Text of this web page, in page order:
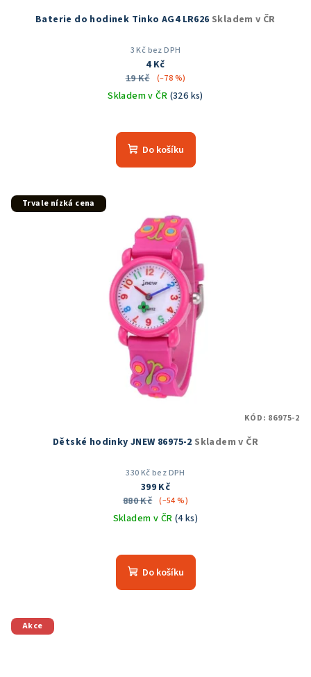
Baterie do hodinek Tinko AG4 LR626 Skladem v ČR
3 Kč bez DPH
4 Kč
19 Kč
(–78 %)
Skladem v ČR (326 ks)
hodnocení
produktu
hvězdiček.
Do košíku
Trvale nízká cena
Dětské hodinky JNEW 86975-2 Skladem v ČR
330 Kč bez DPH
399 Kč
880 Kč (–54 %)
Skladem v ČR (4 ks)
Do košíku
KÓD: 86975-2
Akce